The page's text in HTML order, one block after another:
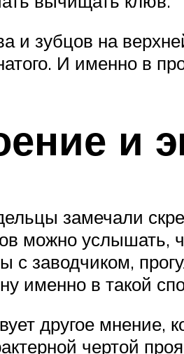
зубцов на
И именно в
и
замечали
можно услышать,
с заводчиком,
именно в такой
другое мнение,
чертой